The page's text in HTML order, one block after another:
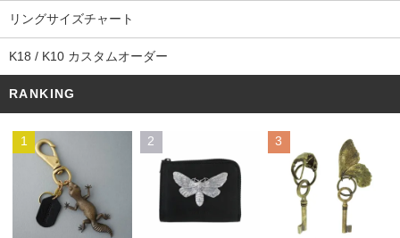
リングサイズチャート
K18 / K10 カスタムオーダー
RANKING
1 2 3